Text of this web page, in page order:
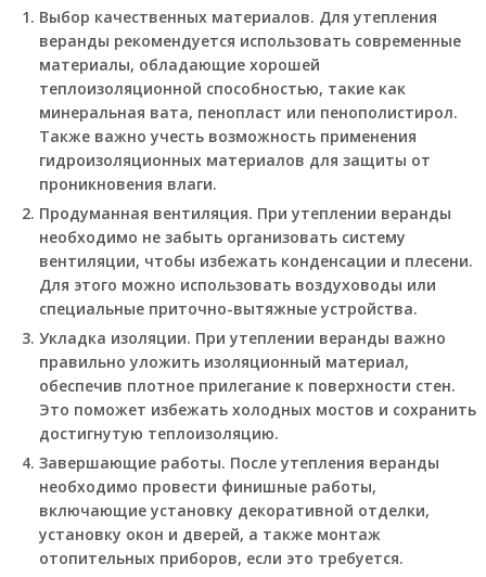
Выбор качественных материалов. Для утепления
веранды рекомендуется использовать современные
материалы, обладающие хорошей
теплоизоляционной способностью, такие как
минеральная вата, пенопласт или пенополистирол.
Также важно учесть возможность применения
гидроизоляционных материалов для защиты от
проникновения влаги.
Продуманная вентиляция. При утеплении веранды
необходимо не забыть организовать систему
вентиляции, чтобы избежать конденсации и плесени.
Для этого можно использовать воздуховоды или
специальные приточно-вытяжные устройства.
Укладка изоляции. При утеплении веранды важно
правильно уложить изоляционный материал,
обеспечив плотное прилегание к поверхности стен.
Это поможет избежать холодных мостов и сохранить
достигнутую теплоизоляцию.
Завершающие работы. После утепления веранды
необходимо провести финишные работы,
включающие установку декоративной отделки,
установку окон и дверей, а также монтаж
отопительных приборов, если это требуется.